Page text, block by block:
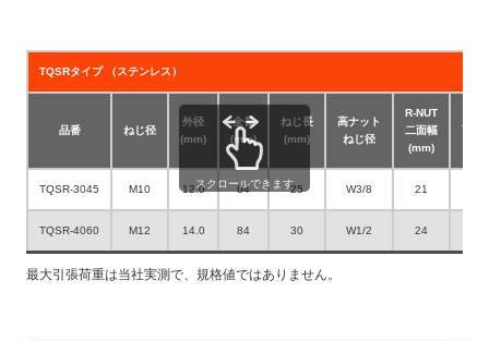
TQSRタイプ （ステンレス）
品番 ねじ径
外径
(mm)
全長
(mm)
ねじ長
(mm)
高ナット
ねじ径
R-NUT
二面幅
(mm)
TQSR-3045 M10 12.0 64 25 W3/8 21
TQSR-4060 M12 14.0 84 30 W1/2 24
最大引張荷重は当社実測で、規格値ではありません。
スクロールできます